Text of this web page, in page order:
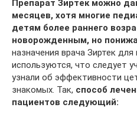
Препарат Зиртек можно
месяцев, хотя многие
детям более раннего
новорожденным, но
назначения врача Зиртек
используются, что следует
узнали об эффективности
знакомых. Так, способ
пациентов следующий: